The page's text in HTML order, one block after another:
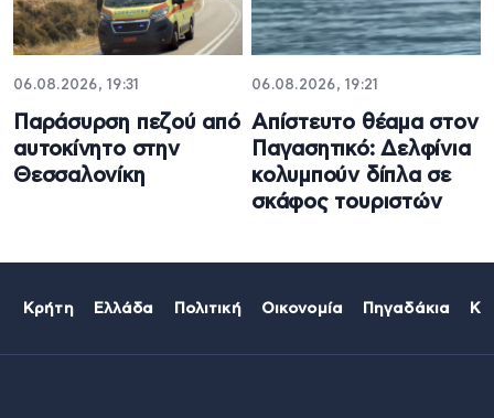
06.08.2026, 19:31
Παράσυρση πεζού από
αυτοκίνητο στην
Θεσσαλονίκη
06.08.2026, 19:21
Απίστευτο θέαμα στον
Παγασητικό: Δελφίνια
κολυμπούν δίπλα σε
σκάφος τουριστών
Κρήτη Ελλάδα Πολιτική Οικονομία Πηγαδάκια